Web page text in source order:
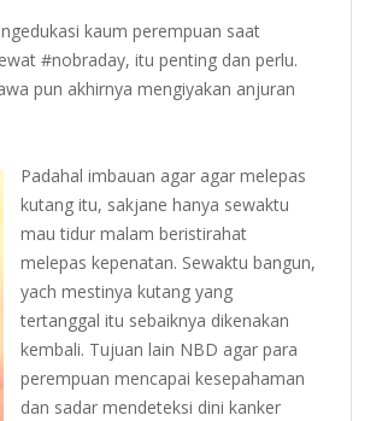
kaum perempuan saat
#nobraday, itu penting dan perlu.
pun akhirnya mengiyakan anjuran
Padahal imbauan agar agar melepas
kutang itu, sakjane hanya sewaktu
mau tidur malam beristirahat
melepas kepenatan. Sewaktu bangun,
yach mestinya kutang yang
tertanggal itu sebaiknya dikenakan
kembali. Tujuan lain NBD agar para
perempuan mencapai kesepahaman
dan sadar mendeteksi dini kanker